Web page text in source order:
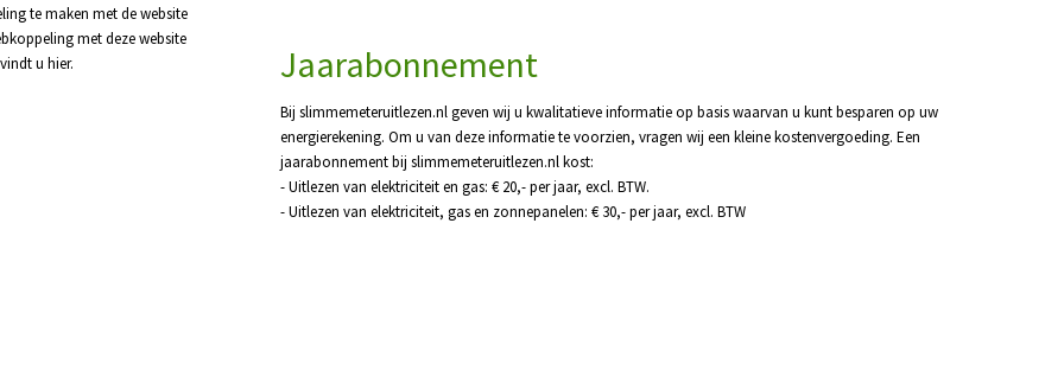
te maken met de website
met deze website
u hier.
Jaarabonnement
Bij slimmemeteruitlezen.nl geven wij u kwalitatieve informatie op basis waarvan u kunt besparen op uw
energierekening. Om u van deze informatie te voorzien, vragen wij een kleine kostenvergoeding. Een
jaarabonnement bij slimmemeteruitlezen.nl kost:
- Uitlezen van elektriciteit en gas: € 20,- per jaar, excl. BTW.
- Uitlezen van elektriciteit, gas en zonnepanelen: € 30,- per jaar, excl. BTW